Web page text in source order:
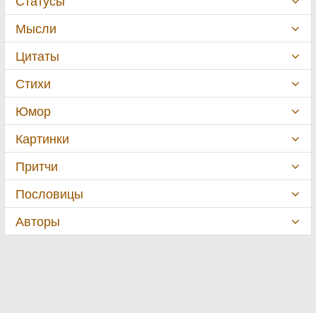
Мысли
Цитаты
Стихи
Юмор
Картинки
Притчи
Пословицы
Авторы